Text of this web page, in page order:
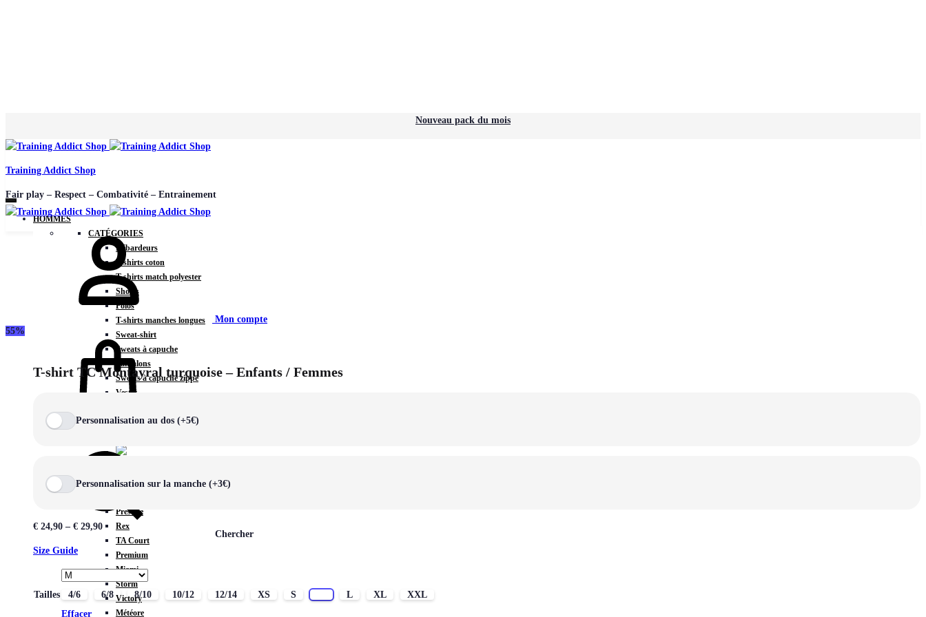
Nouveau pack du mois
Training Addict Shop
Fair play – Respect – Combativité – Entrainement
HOMMES
CATÉGORIES
Débardeurs
T-shirts coton
T-shirts match polyester
Shorts
Polos
T-shirts manches longues
Sweat-shirt
Sweats à capuche
Pantalons
Sweats à capuche zippé
Vestes
Prestige
Rex
TA Court
Premium
Miami
Storm
Victory
Météore
Mon compte
Chercher
55%
T-shirt TC Montayral turquoise – Enfants / Femmes
Personnalisation au dos (+5€)
Personnalisation sur la manche (+3€)
€ 24,90 – € 29,90
Size Guide
Tailles 4/6 6/8 8/10 10/12 12/14 XS S L XL
XXL
Effacer